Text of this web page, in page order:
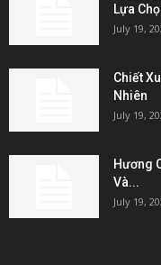
Lựa
July 19,
Chiết
Nhiên
July 19,
Hương
Và...
July 19,